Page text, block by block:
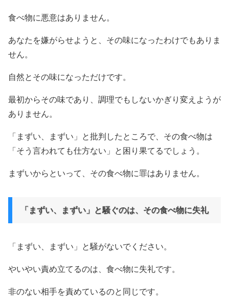
食べ物に悪意はありません。
あなたを嫌がらせようと、その味になったわけでもありま
せん。
自然とその味になっただけです。
最初からその味であり、調理でもしないかぎり変えようが
ありません。
「まずい、まずい」と批判したところで、その食べ物は
「そう言われても仕方ない」と困り果てるでしょう。
まずいからといって、その食べ物に罪はありません。
「まずい、まずい」と騒ぐのは、その食べ物に失礼
「まずい、まずい」と騒がないでください。
やいやい責め立てるのは、食べ物に失礼です。
非のない相手を責めているのと同じです。